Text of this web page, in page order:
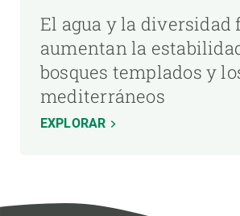
El agua y la diversidad
aumentan la
bosques templados y
mediterráneos
EXPLORAR